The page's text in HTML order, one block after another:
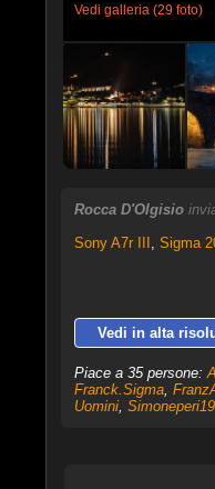
Vedi galleria (29 foto)
Rocca D'Olgisio
Sony A7r III Sigma
Vedi in alta
Piace a 35 persone:
Franck.Sigma,
Uomini,